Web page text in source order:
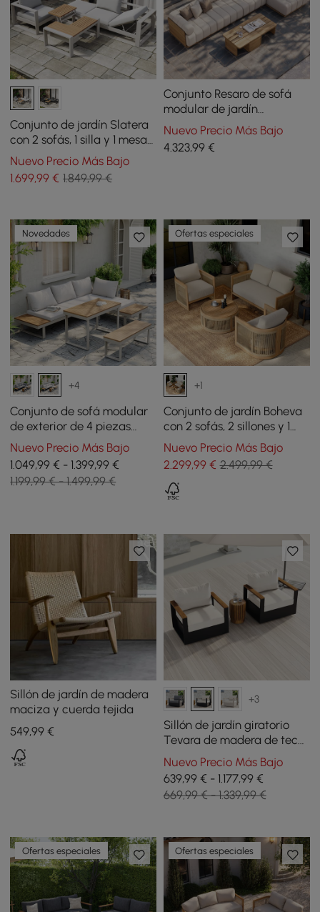
Conjunto de jardín Slatera
con 2 sofás, 1 silla y 1 mesa
de centro de madera
acacia y aluminio
Nuevo Precio Más Bajo
1.699,99 € 1.849,99 €
Conjunto Resaro de sofá
modular de jardín
seccional de teca natural
acanalado con mesa de
centro de 7 piezas
Nuevo Precio Más Bajo
4.323,99€
Novedades
+4
Conjunto de sofá modular
de exterior de 4 piezas
Slaterra de acacia y
aluminio en gris claro
Nuevo Precio Más Bajo
1.049,99 € - 1.399,99 €
1.199,99 € - 1.499,99 €
Ofertas especiales
+1
Conjunto de jardín Boheva
con 2 sofás, 2 sillones y 1
mesa de centro en teca y
cuerda tejida
Nuevo Precio Más Bajo
2.299,99€ 2.499,99 €
Sillón de jardín de madera
maciza y cuerda tejida
549,99 €
+3
Sillón de jardín giratorio
Tevara de madera de teca
y aluminio con cojín -
marfil, 2 uds.
Nuevo Precio Más Bajo
639,99 € - 1.177,99 €
669,99 € - 1.339,99 €
Ofertas especiales Ofertas especiales